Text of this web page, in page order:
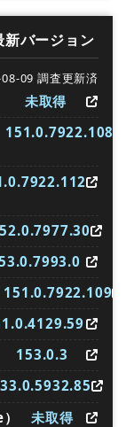
新バージョン
09 調査更新済
未取得
151.0.7922.108
151.0.7922.109
153.0.3
未取得